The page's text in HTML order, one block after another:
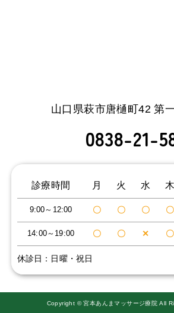
山口県萩市唐樋町42 第
0838-21-
休診日：日曜・祝日
診療時間 ⽉ 火 水 木
9:00～12:00 〇 〇 〇 〇
14:00～19:00 〇 〇 ✕ 〇
Copyright © 宮本あんまマッサージ療院 All